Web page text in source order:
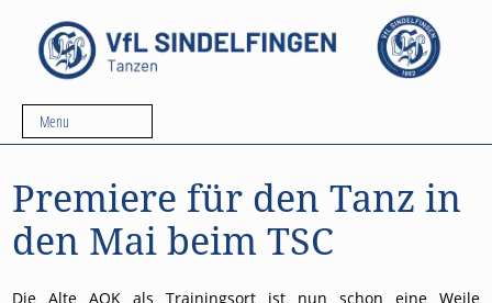
Menu
Premiere für den Tanz in
den Mai beim TSC
Die Alte AOK als Trainingsort ist nun schon eine Weile